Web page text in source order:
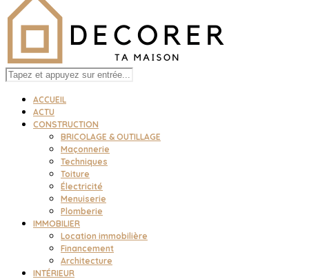
ACCUEIL
ACTU
CONSTRUCTION
BRICOLAGE & OUTILLAGE
Maçonnerie
Techniques
Toiture
Électricité
Menuiserie
Plomberie
IMMOBILIER
Location immobilière
Financement
Architecture
INTÉRIEUR